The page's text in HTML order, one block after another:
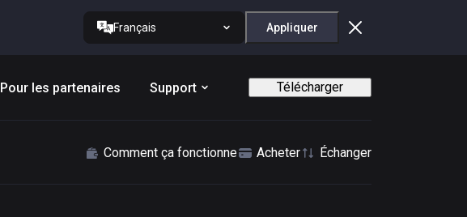
Français Appliquer
Pour les partenaires Support Télécharger
Comment ça fonctionne Acheter Échanger